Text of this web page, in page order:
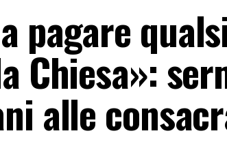
pagare
Chiesa»:
alle